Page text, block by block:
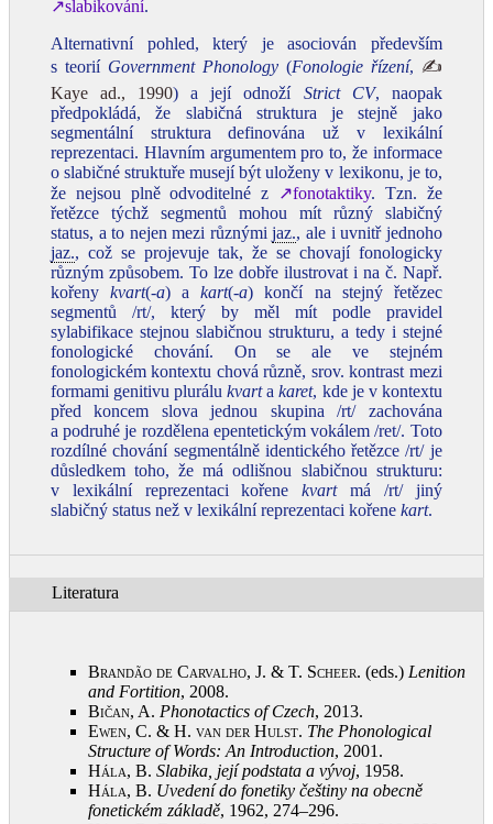
↗slabikování.
Alternativní pohled, který je asociován především
s teorií Government Phonology(Fonologie řízení, ✍
Kaye ad., 1990) a její odnoží Strict CV, naopak
předpokládá, že slabičná struktura je stejně jako
segmentální struktura definována už v lexikální
reprezentaci. Hlavním argumentem pro to, že informace
o slabičné struktuře musejí být uloženy v lexikonu, je to,
že nejsou plně odvoditelné z
↗fonotaktiky. Tzn. že
řetězce týchž segmentů mohou mít různý slabičný
status, a to nejen mezi různýmijaz., ale i uvnitř jednoho
jaz., což se projevuje tak, že se chovají fonologicky
různým způsobem. To lze dobře ilustrovat i na č. Např.
kořenykvart(‑a) akart(‑a) končí na stejný řetězec
segmentů /rt/, který by měl mít podle pravidel
sylabifikace stejnou slabičnou strukturu, a tedy i stejné
fonologické chování. On se ale ve stejném
fonologickém kontextu chová různě, srov. kontrast mezi
formami genitivu plurálukvartakaret, kde je v kontextu
před koncem slova jednou skupina /rt/ zachována
a podruhé je rozdělena epentetickým vokálem /ret/. Toto
rozdílné chování segmentálně identického řetězce /rt/ je
důsledkem toho, že má odlišnou slabičnou strukturu:
v lexikální reprezentaci kořenekvartmá /rt/ jiný
slabičný status než v lexikální reprezentaci kořene kart.
Literatura
Brandão de Carvalho, J. & T. Scheer. (eds.) Lenition
and Fortition, 2008.
Bičan, A. Phonotactics of Czech, 2013.
Ewen, C. & H. van der Hulst. The Phonological
Structure of Words: An Introduction, 2001 .
Hála, B. Slabika, její podstata a vývoj, 1958.
Hála, B. Uvedení do fonetiky češtiny na obecně
fonetickém základě, 1962, 274–296.